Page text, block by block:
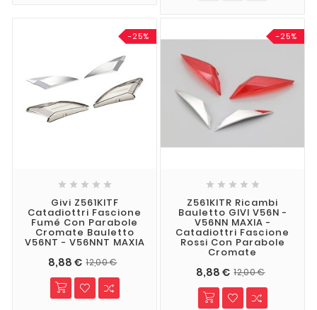
-25%
    
Givi Z561KITF
Catadiottri Fascione
Fumé Con Parabole
Cromate Bauletto
V56NT - V56NNT MAXIA
8,88 € 12,00 €
-25%
    
Z561KITR Ricambi
Bauletto GIVI V56N -
V56NN MAXIA -
Catadiottri Fascione
Rossi Con Parabole
Cromate
8,88 € 12,00 €